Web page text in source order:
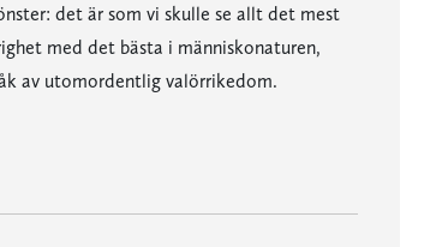
det är som vi skulle se allt det mest
med det bästa i människonaturen,
av utomordentlig valörrikedom.